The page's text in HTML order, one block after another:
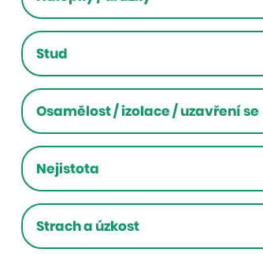
Stud
Osamělost / izolace / uzavření se
Nejistota
Strach a úzkost